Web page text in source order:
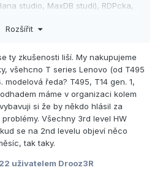
studio, MaxDB studi), RDPcka,
ako reaguju z pohladu
2 tyzdne (kym firma nepushne
nik to nechce vypinat kedze
na pracu, popripajat sa do vpn,
cas. Myslim si ze takto nema v
nic s tym ale nezmozem.
:).
Rozšířit
ty zkušenosti liší. My nakupujeme
všehcno T series Lenovo (od T495
modelová ředa? T495, T14 gen. 1,
máme v organizaci kolem
si že by někdo hlásil za
Všechny 3rd level HW
se na 2nd levelu objeví něco
tak taky.
uživatelem Drooz3R